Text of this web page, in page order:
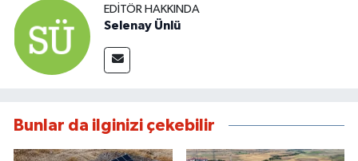
EDITÖR HAKKINDA
Selenay Ünlü
Bunlar da ilginizi çekebilir